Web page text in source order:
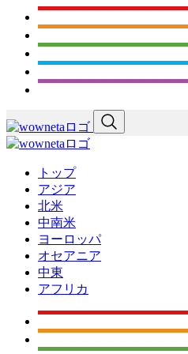
トップ
アジア
北米
中南米
ヨーロッパ
オセアニア
中東
アフリカ